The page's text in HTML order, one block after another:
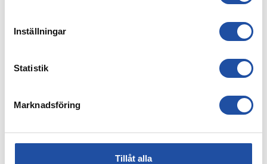
Inställningar
Statistik
Marknadsföring
Tillåt alla
4 AUGUSTI, 2026